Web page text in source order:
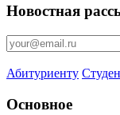
Новостная
Абитуриенту
Основное